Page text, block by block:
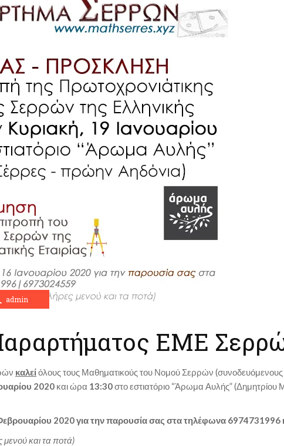
admin
ΕΜΕ
καλείόλους τους Μαθηματικούς του Νομού Σερρών (συνοδευόμενους
2020 και ώρα 13:30στο εστιατόριο “Άρωμα Αυλής”
2020 για την παρουσία σας στα τηλέφωνα
μενού και τα ποτά)